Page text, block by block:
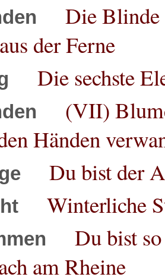
Die Blinde
der Ferne
Die sechste
(VII)
Händen
Du bist der
Winterliche
Du bist
am Rheine